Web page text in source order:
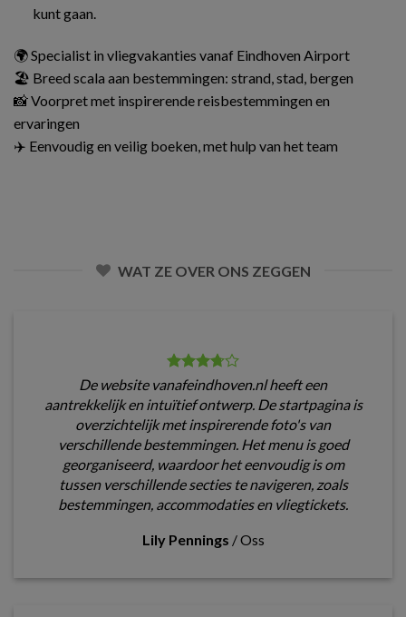
kunt gaan.
🌍 Specialist in vliegvakanties vanaf Eindhoven Airport
🏖️ Breed scala aan bestemmingen: strand, stad, bergen
📸 Voorpret met inspirerende reisbestemmingen en
ervaringen
✈️ Eenvoudig en veilig boeken, met hulp van het team
WAT ZE OVER ONS ZEGGEN
De website vanafeindhoven.nl heeft een
aantrekkelijk en intuïtief ontwerp. De startpagina is
overzichtelijk met inspirerende foto's van
verschillende bestemmingen. Het menu is goed
georganiseerd, waardoor het eenvoudig is om
tussen verschillende secties te navigeren, zoals
bestemmingen, accommodaties en vliegtickets.
Lily Pennings /Oss